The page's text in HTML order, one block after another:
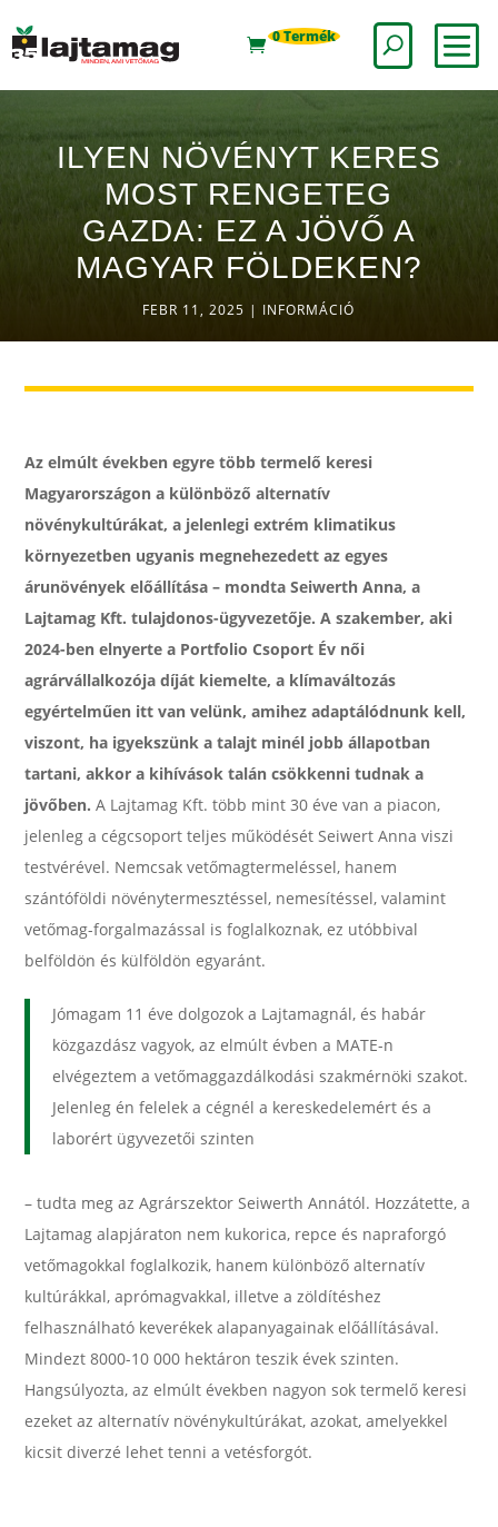
0 Termék
ILYEN NÖVÉNYT KERES
MOST RENGETEG
GAZDA: EZ A JÖVŐ A
MAGYAR FÖLDEKEN?
FEBR 11, 2025 | INFORMÁCIÓ
Az elmúlt években egyre több termelő keresi
Magyarországon a különböző alternatív
növénykultúrákat, a jelenlegi extrém klimatikus
környezetben ugyanis megnehezedett az egyes
árunövények előállítása – mondta Seiwerth Anna, a
Lajtamag Kft. tulajdonos-ügyvezetője. A szakember, aki
2024-ben elnyerte a Portfolio Csoport Év női
agrárvállalkozója díját kiemelte, a klímaváltozás
egyértelműen itt van velünk, amihez adaptálódnunk kell,
viszont, ha igyekszünk a talajt minél jobb állapotban
tartani, akkor a kihívások talán csökkenni tudnak a
jövőben.A Lajtamag Kft. több mint 30 éve van a piacon,
jelenleg a cégcsoport teljes működését Seiwert Anna viszi
testvérével. Nemcsak vetőmagtermeléssel, hanem
szántóföldi növénytermesztéssel, nemesítéssel, valamint
vetőmag-forgalmazással is foglalkoznak, ez utóbbival
belföldön és külföldön egyaránt.
Jómagam 11 éve dolgozok a Lajtamagnál, és habár
közgazdász vagyok, az elmúlt évben a MATE-n
elvégeztem a vetőmaggazdálkodási szakmérnöki szakot.
Jelenleg én felelek a cégnél a kereskedelemért és a
laborért ügyvezetői szinten
– tudta meg az Agrárszektor Seiwerth Annától. Hozzátette, a
Lajtamag alapjáraton nem kukorica, repce és napraforgó
vetőmagokkal foglalkozik, hanem különböző alternatív
kultúrákkal, aprómagvakkal, illetve a zöldítéshez
felhasználható keverékek alapanyagainak előállításával.
Mindezt 8000-10 000 hektáron teszik évek szinten.
Hangsúlyozta, az elmúlt években nagyon sok termelő keresi
ezeket az alternatív növénykultúrákat, azokat, amelyekkel
kicsit diverzé lehet tenni a vetésforgót.